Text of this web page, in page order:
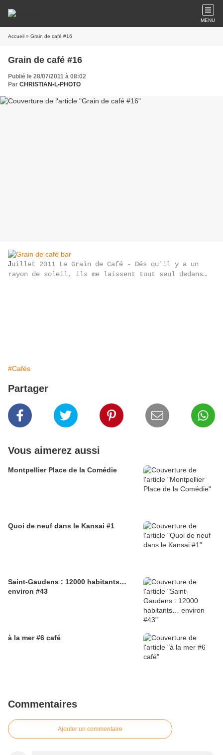
MENU
Accueil » Grain de café #16
Grain de café #16
Publié le 28/07/2011 à 08:02
Par CHRISTIAN•L•PHOTO
Juillet 2011 Le Grain de Café - Dés qu'il y a un
rayon de soleil, ils me laissent tout seul dedans…
#Cafés
Partager
Vous aimerez aussi
Montpellier Place de la Comédie
Quoi de neuf dans le Kansai #1
Saint-Gaudens : 12000 habitants…
environ #43
à la mer #6 café
Commentaires
Ajouter un commentaire